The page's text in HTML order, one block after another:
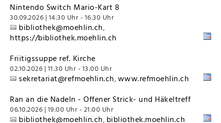
Nintendo Switch Mario-Kart 8
30.09.2026 | 14:30 Uhr - 16:30 Uhr
bibliothek@moehlin.ch,
https://bibliothek.moehlin.ch
Friitigssuppe ref. Kirche
02.10.2026 | 11:30 Uhr - 13:00 Uhr
sekretariat@refmoehlin.ch,www.refmoehlin.ch
Ran an die Nadeln - Offener Strick- und Häkeltreff
06.10.2026 | 19:00 Uhr - 21:00 Uhr
bibliothek@moehlin.ch, bibliothek.moehlin.ch